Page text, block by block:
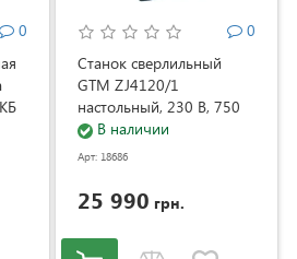
0
0
Станок сверлильный
GTM ZJ4120/1
настольный, 230 В, 750
Вт (ZJ4120/1)
В наличии
Арт: 18686
25 990 грн.